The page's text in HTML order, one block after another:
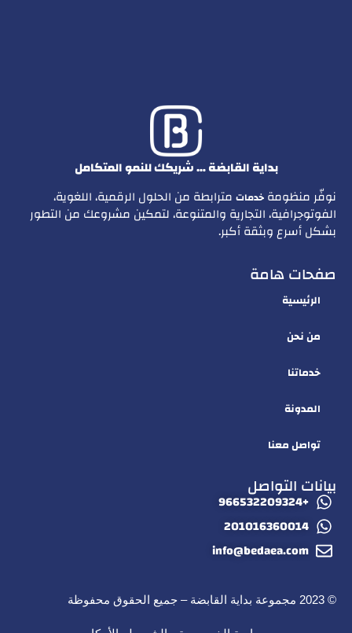
بداية القابضة … شريكك للنمو المتكامل
نوفّر منظومة خدمات مترابطة من الحلول الرقمية، اللغوية،
الفوتوجرافية، التجارية والمتنوعة، لتمكين مشروعك من التطور
بشكل أسرع وبثقة أكبر.
صفحات هامة
الرئيسية
من نحن
خدماتنا
المدونة
تواصل معنا
بيانات التواصل
+966532209324
201016360014
info@bedaea.com
© 2023 مجموعة بداية القابضة – جميع الحقوق محفوظة